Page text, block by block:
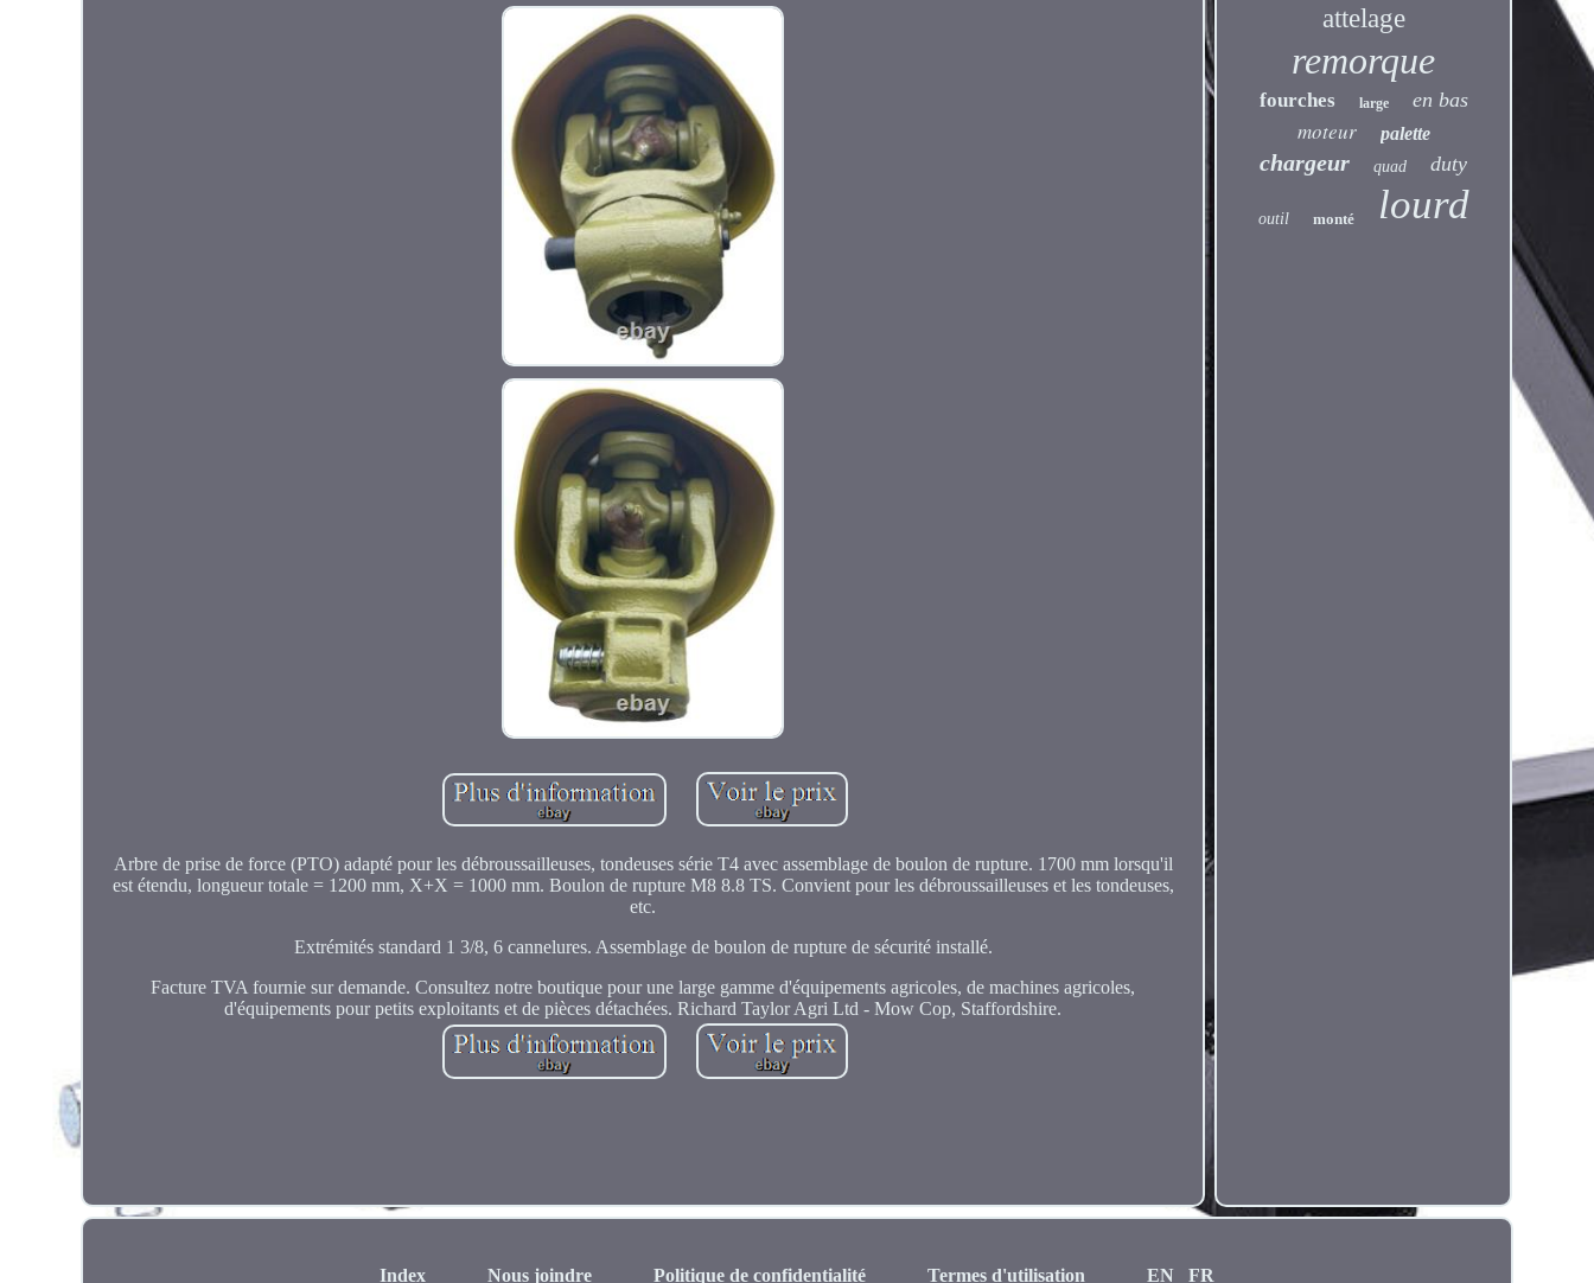
Arbre de prise de force (PTO) adapté pour les débroussailleuses, tondeuses série T4 avec assemblage de boulon de rupture. 1700 mm lorsqu'il
est étendu, longueur totale = 1200 mm, X+X = 1000 mm. Boulon de rupture M8 8.8 TS. Convient pour les débroussailleuses et les tondeuses,
etc.
Extrémités standard 1 3/8, 6 cannelures. Assemblage de boulon de rupture de sécurité installé.
Facture TVA fournie sur demande. Consultez notre boutique pour une large gamme d'équipements agricoles, de machines agricoles,
d'équipements pour petits exploitants et de pièces détachées. Richard Taylor Agri Ltd - Mow Cop, Staffordshire.
attelage
remorque
fourches large en bas
moteur palette
chargeur quad duty
outil monté lourd
Index Nous joindre Politique de confidentialité Termes d'utilisation EN FR